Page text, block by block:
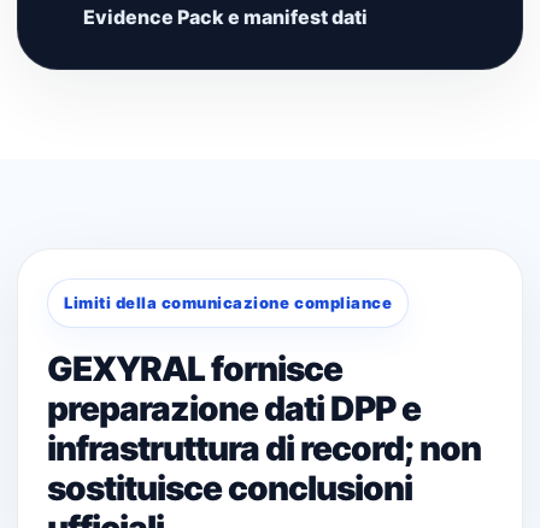
Evidence Pack e manifest dati
Limiti della comunicazione compliance
GEXYRAL fornisce
preparazione dati DPP e
infrastruttura di record; non
sostituisce conclusioni